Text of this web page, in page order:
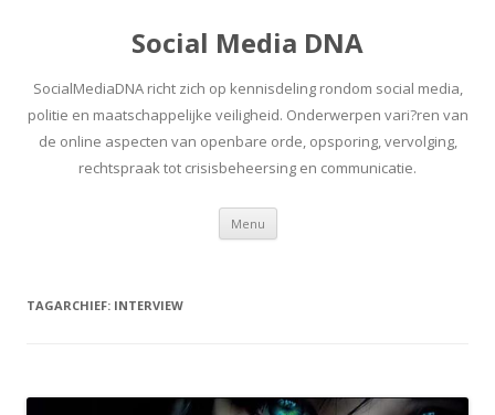
Social Media DNA
SocialMediaDNA richt zich op kennisdeling rondom social media,
politie en maatschappelijke veiligheid. Onderwerpen vari?ren van
de online aspecten van openbare orde, opsporing, vervolging,
rechtspraak tot crisisbeheersing en communicatie.
Menu Spring
inhoud
TAGARCHIEF: INTERVIEW